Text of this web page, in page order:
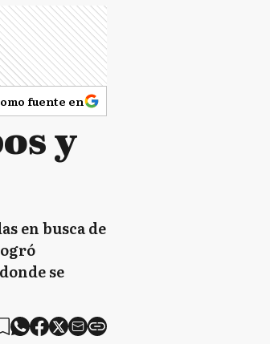
fuente en
y
en busca de
se